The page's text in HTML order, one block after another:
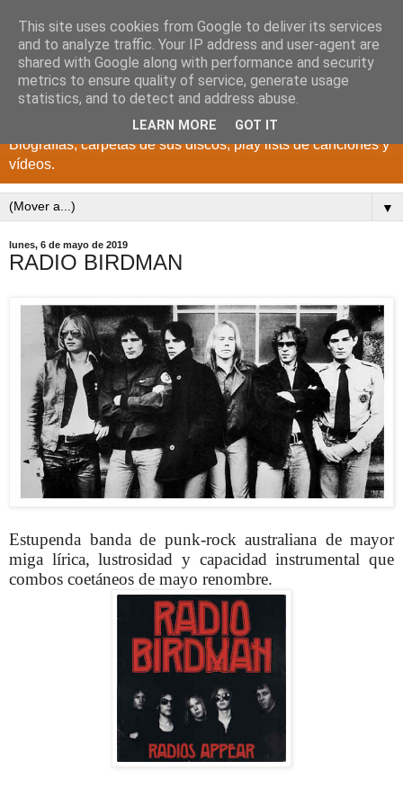
DISCOS PARA EL
RECUERDO
CANTANTES Y GRUPOS DE LOS AÑOS 1950 a 2022.
Biografías, carpetas de sus discos, play lists de canciones y
vídeos.
▼
lunes, 6 de mayo de 2019
RADIO BIRDMAN
Estupenda banda de punk-rock australiana de mayor
miga lírica, lustrosidad y capacidad instrumental que
combos coetáneos de mayo renombre.
This site uses cookies from Google to deliver its services
and to analyze traffic. Your IP address and user-agent are
shared with Google along with performance and security
metrics to ensure quality of service, generate usage
statistics, and to detect and address abuse.
LEARN MORE GOT IT